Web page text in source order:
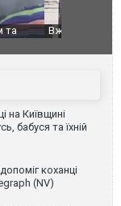
Вийшов
фільму
на Київщині
бабуся та їхній
коханці
(NV)